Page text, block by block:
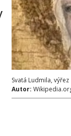
Svatá Ludmila,
Autor: